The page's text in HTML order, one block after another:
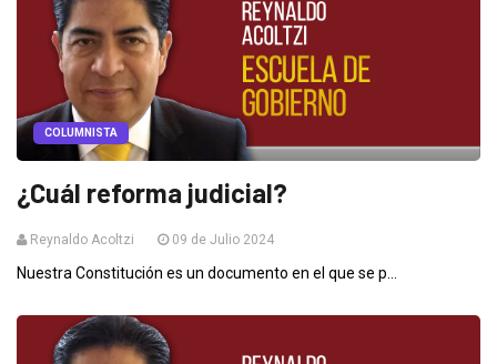
COLUMNISTA
¿Cuál reforma judicial?
Reynaldo Acoltzi 09 de Julio 2024
Nuestra Constitución es un documento en el que se p...